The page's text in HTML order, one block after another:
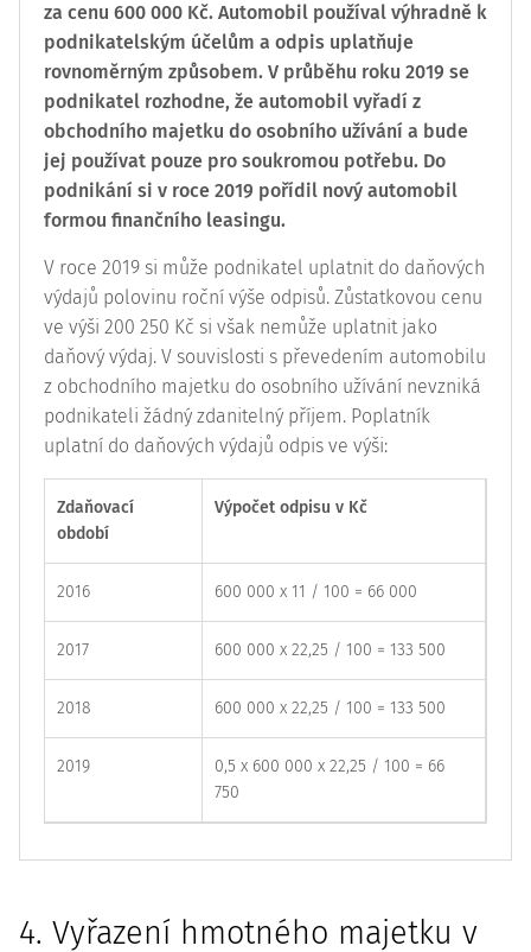
za cenu 600 000 Kč. Automobil používal výhradně k
podnikatelským účelům a odpis uplatňuje
rovnoměrným způsobem. V průběhu roku 2019 se
podnikatel rozhodne, že automobil vyřadí z
obchodního majetku do osobního užívání a bude
jej používat pouze pro soukromou potřebu. Do
podnikání si v roce 2019 pořídil nový automobil
formou finančního leasingu.
V roce 2019 si může podnikatel uplatnit do daňových
výdajů polovinu roční výše odpisů. Zůstatkovou cenu
ve výši 200 250 Kč si však nemůže uplatnit jako
daňový výdaj. V souvislosti s převedením automobilu
z obchodního majetku do osobního užívání nevzniká
podnikateli žádný zdanitelný příjem. Poplatník
uplatní do daňových výdajů odpis ve výši:
Zdaňovací
období
Výpočet odpisu v Kč
2016 600 000 x 11 / 100 = 66 000
2017 600 000 x 22,25 / 100 = 133 500
2018 600 000 x 22,25 / 100 = 133 500
2019
0,5 x 600 000 x 22,25 / 100 = 66
750
4. Vyřazení hmotného majetku v